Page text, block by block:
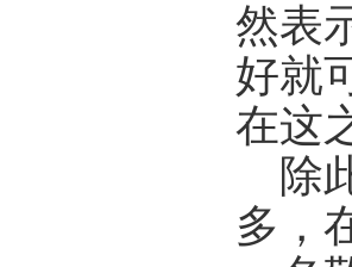
然表
好就
在这
除
多，